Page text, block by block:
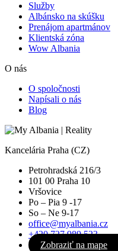
Služby
Albánsko na skúšku
Prenájom apartmánov
Klientská zóna
Wow Albania
O nás
O spoločnosti
Napísali o nás
Blog
Kancelária Praha (CZ)
Petrohradská 216/3
101 00 Praha 10
Vršovice
Po – Pia 9 -17
So – Ne 9-17
office@myalbania.cz
+420 727 989 523
Zobraziť na mape